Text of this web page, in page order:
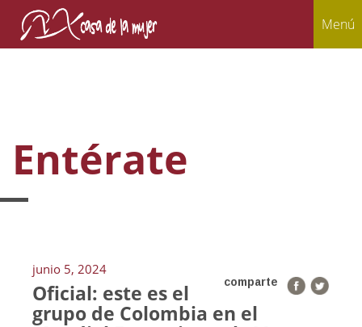
Menú
Entérate
junio 5, 2024
comparte
Oficial: este es el
grupo de Colombia en el